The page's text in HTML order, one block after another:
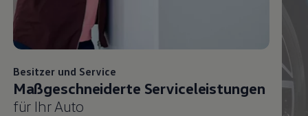
Besitzer und Service
Maßgeschneiderte Serviceleistungen
für Ihr Auto